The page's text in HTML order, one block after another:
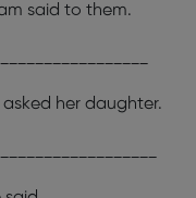
said to them.
her daughter.